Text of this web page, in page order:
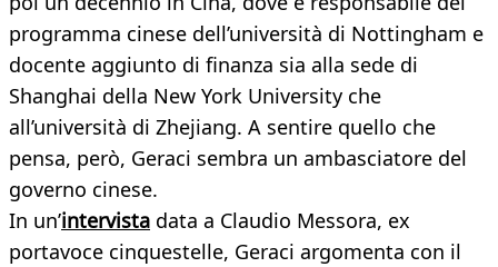
programma cinese dell’università di Nottingham e
docente aggiunto di finanza sia alla sede di
Shanghai della New York University che
all’università di Zhejiang. A sentire quello che
pensa, però, Geraci sembra un ambasciatore del
governo cinese.
In un’intervista data a Claudio Messora, ex
portavoce cinquestelle, Geraci argomenta con il